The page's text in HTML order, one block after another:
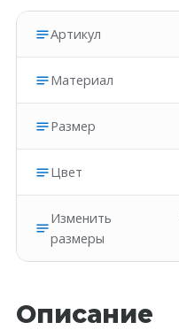
Артикул
Материал
Размер
Цвет
Изменить
размеры
Описание